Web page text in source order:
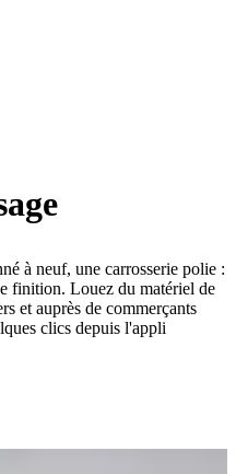
à neuf, une carrosserie polie :
finition. Louez du matériel de
et auprès de commerçants
clics depuis l'appli